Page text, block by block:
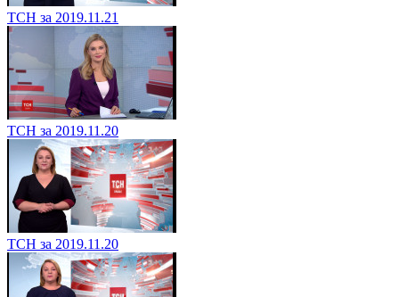
ТСН за 2019.11.21
ТСН за 2019.11.20
ТСН за 2019.11.20